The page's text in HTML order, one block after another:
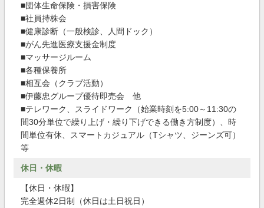
■団体生命保険・損害保険
■社員持株会
■健康診断（一般検診、人間ドック）
■がん先進医療支援金制度
■マッサージルーム
■各種保養所
■相互会（クラブ活動）
■伊藤忠グループ優待即売会 他
■テレワーク、スライドワーク（始業時刻を5:00～11:30の
間30分単位で繰り上げ・繰り下げできる働き方制度）、時
間単位有休、スマートカジュアル（Tシャツ、ジーンズ可）
等
休日・休暇
【休日・休暇】
完全週休2日制（休日は土日祝日）